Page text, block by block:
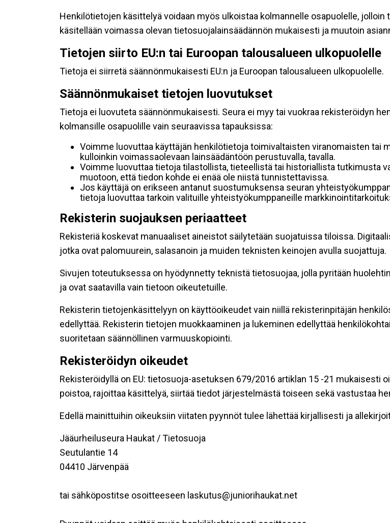
Henkilötietojen käsittelyä voidaan myös ulkoistaa kolmannelle osapuolelle,
käsitellään voimassa olevan tietosuojalainsäädännön mukaisesti ja muutoin
Tietojen siirto EU:n tai Euroopan talousalueen ulkopuolelle
Tietoja ei siirretä säännönmukaisesti EU:n ja Euroopan talousalueen ulkopuolelle.
Säännönmukaiset tietojen luovutukset
Tietoja ei luovuteta säännönmukaisesti. Seura ei myy tai vuokraa rekisteröidyn
kolmansille osapuolille vain seuraavissa tapauksissa:
Voimme luovuttaa käyttäjän henkilötietoja toimivaltaisten viranomaisten tai
kulloinkin voimassaolevaan lainsäädäntöön perustuvalla, tavalla.
Voimme luovuttaa tietoja tilastollista, tieteellistä tai historiallista tutkimusta
muotoon, että tiedon kohde ei enää ole niistä tunnistettavissa.
Jos käyttäjä on erikseen antanut suostumuksensa seuran
tietoja luovuttaa tarkoin valituille yhteistyökumppaneille
Rekisterin suojauksen periaatteet
Rekisteriä koskevat manuaaliset aineistot säilytetään suojatuissa tiloissa.
jotka ovat palomuurein, salasanoin ja muiden teknisten keinojen avulla suojattuja.
Sivujen toteutuksessa on hyödynnetty teknistä tietosuojaa, jolla pyritään
ja ovat saatavilla vain tietoon oikeutetuille.
Rekisterin tietojenkäsittelyyn on käyttöoikeudet vain niillä rekisterinpitäjän
edellyttää. Rekisterin tietojen muokkaaminen ja lukeminen edellyttää
suoritetaan säännöllinen varmuuskopiointi.
Rekisteröidyn oikeudet
Rekisteröidyllä on EU: tietosuoja-asetuksen 679/2016 artiklan 15 -21 mukaisesti
poistoa, rajoittaa käsittelyä, siirtää tiedot järjestelmästä toiseen sekä vastustaa
Edellä mainittuihin oikeuksiin viitaten pyynnöt tulee lähettää kirjallisesti ja
Jääurheiluseura Haukat / Tietosuoja
Seutulantie 14
04410 Järvenpää
tai sähköpostitse osoitteeseen laskutus@juniorihaukat.net